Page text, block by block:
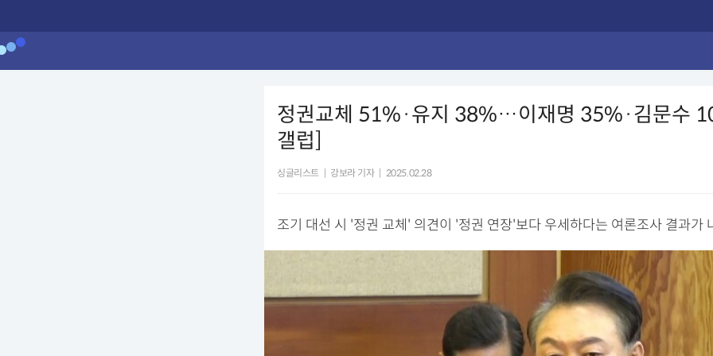
정권교체 51%·유지 38%…이재명 35%·김문수
갤럽]
싱글리스트 강보라 기자 2025.02.28
조기 대선 시 '정권 교체' 의견이 '정권 연장'보다 우세하다는 여론조사 결과가